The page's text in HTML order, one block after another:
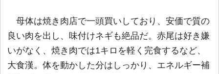
母体は焼き肉店で一頭買いしており、安価で質の
良い肉を出し、味付けネギも絶品だ。赤尾は好き嫌
いがなく、焼き肉では1キロを軽く完食するなど、
大食漢。体を動かした分はしっかり、エネルギー補